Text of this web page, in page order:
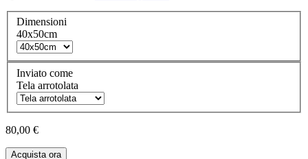
Dimensioni
40x50cm
Inviato come
Tela arrotolata
80,00 €
Acquista ora